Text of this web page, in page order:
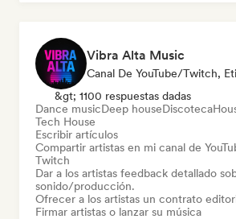
Vibra Alta Music
&gt; 1100 respuestas dadas
Dance musicDeep houseDiscoteca
Tech House
Escribir artículos
Compartir artistas en mi canal de
Twitch
Dar a los artistas feedback detallado
sonido/producción.
Ofrecer a los artistas un contrato
Firmar artistas o lanzar su música